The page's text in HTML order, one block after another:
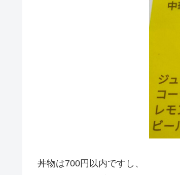
丼物は700円以内ですし、